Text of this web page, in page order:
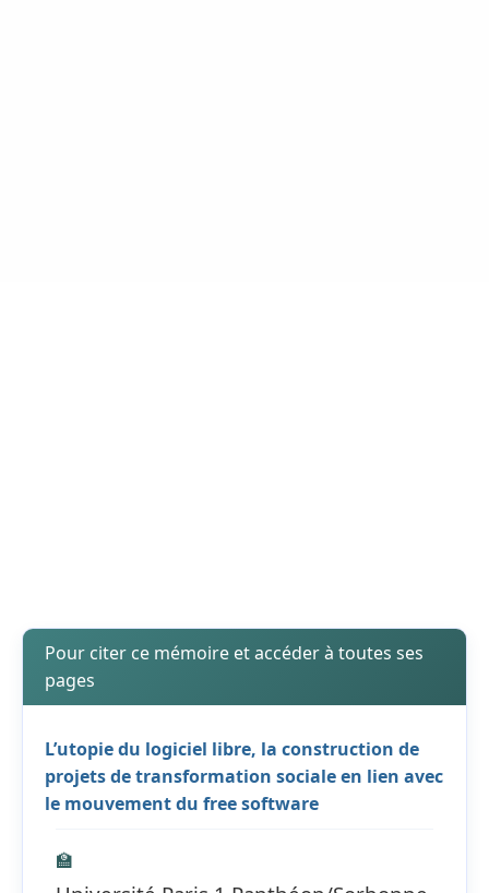
Pour citer ce mémoire et accéder à toutes ses
pages
L’utopie du logiciel libre, la construction de
projets de transformation sociale en lien avec
le mouvement du free software
🏫